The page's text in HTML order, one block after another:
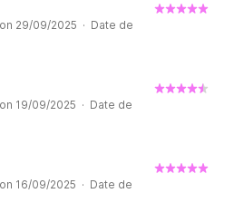
29/09/2025 · Date de
19/09/2025 · Date de
16/09/2025 · Date de